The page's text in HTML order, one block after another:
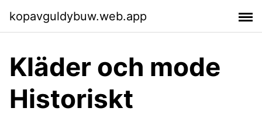
kopavguldybuw.web.app
Kläder och mode
Historiskt